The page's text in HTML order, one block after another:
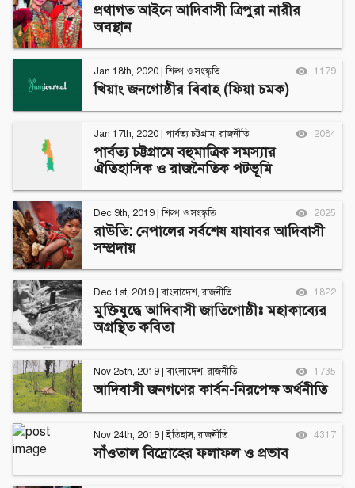
প্রথাগত আইনে আদিবাসী ত্রিপুরা নারীর
অবস্থান
Jan 18th, 2020 |শিল্প ও সংস্কৃতি 1179
খিয়াং জনগোষ্ঠীর বিবাহ (ফিয়া চমক)
Jan 17th, 2020 | পার্বত্য চট্টগ্রাম,রাজনীতি 2084
পার্বত্য চট্টগ্রামে বহুমাত্রিক সমস্যার
ঐতিহাসিক ও রাজনৈতিক পটভূমি
Dec 9th, 2019 |শিল্প ও সংস্কৃতি 2025
রাউতি: নেপালের সর্বশেষ যাযাবর আদিবাসী
সম্প্রদায়
Dec 1st, 2019 | বাংলাদেশ,রাজনীতি 1822
মুক্তিযুদ্ধে আদিবাসী জাতিগোষ্ঠীঃ মহাকাব্যের
অগ্রন্থিত কবিতা
Nov 25th, 2019 | বাংলাদেশ,রাজনীতি 1735
আদিবাসী জনগণের কার্বন-নিরপেক্ষ অর্থনীতি
Nov 24th, 2019 |ইতিহাস,রাজনীতি 4317
সাঁওতাল বিদ্রোহের ফলাফল ও প্রভাব